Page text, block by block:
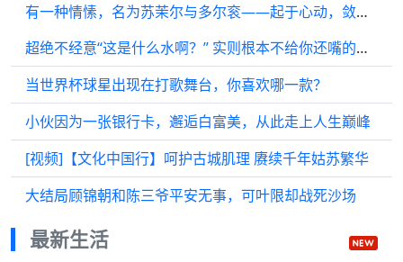
有一种情愫，名为苏茉尔与多尔衮——起于心动，敛于分寸，沉于岁月
超绝不经意“这是什么水啊？” 实则根本不给你还嘴的机会
当世界杯球星出现在打歌舞台，你喜欢哪一款？
小伙因为一张银行卡，邂逅白富美，从此走上人生巅峰
[视频]【文化中国行】呵护古城肌理 赓续千年姑苏繁华
大结局顾锦朝和陈三爷平安无事，可叶限却战死沙场
最新生活